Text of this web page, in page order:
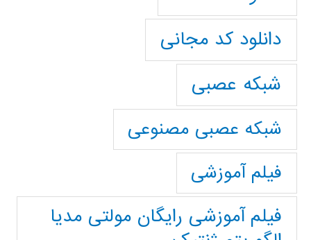
دانلود کد مجانی
شبکه عصبی
شبکه عصبی مصنوعی
فیلم آموزشی
فیلم آموزشی رایگان مولتی مدیا